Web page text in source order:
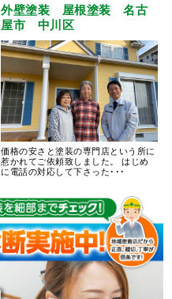
外壁塗装 屋根塗装 名古
屋市 中川区
価格の安さと塗装の専門店という所に
惹かれてご依頼致しました。 はじめ
に電話の対応して下さった･･･